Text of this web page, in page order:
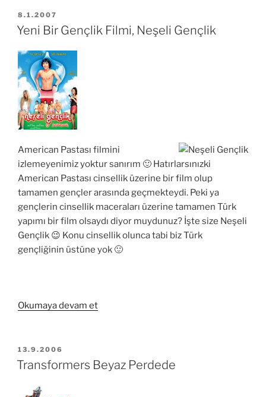
YAYIM
TARIHI
8.1.2007
Yeni Bir Gençlik Filmi, Neşeli Gençlik
American Pastası filmini
izlemeyenimiz yoktur sanırım 🙂 Hatırlarsınızki
American Pastası cinsellik üzerine bir film olup
tamamen gençler arasında geçmekteydi. Peki ya
gençlerin cinsellik maceraları üzerine tamamen Türk
yapımı bir film olsaydı diyor muydunuz? İşte size Neşeli
Gençlik 😉 Konu cinsellik olunca tabi biz Türk
gençliğinin üstüne yok 🙂
Okumaya devam et“Yeni
Neşeli
YAYIM
TARIHI
13.9.2006
Transformers Beyaz Perdede